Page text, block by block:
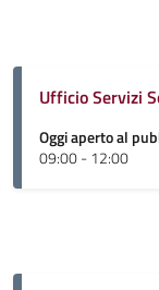
Ufficio Servizi
Oggi aperto al
09:00 - 12:00